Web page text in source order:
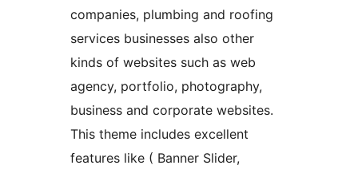
companies, plumbing and roofing
services businesses also other
kinds of websites such as web
agency, portfolio, photography,
business and corporate websites.
This theme includes excellent
features like ( Banner Slider,